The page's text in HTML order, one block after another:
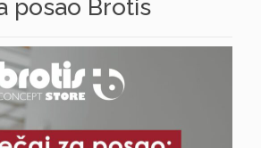
posao Brotis